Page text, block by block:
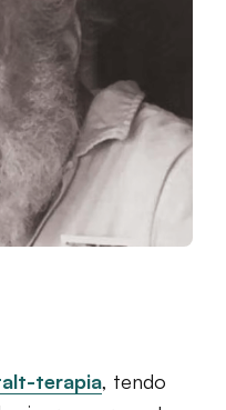
terapia, tendo